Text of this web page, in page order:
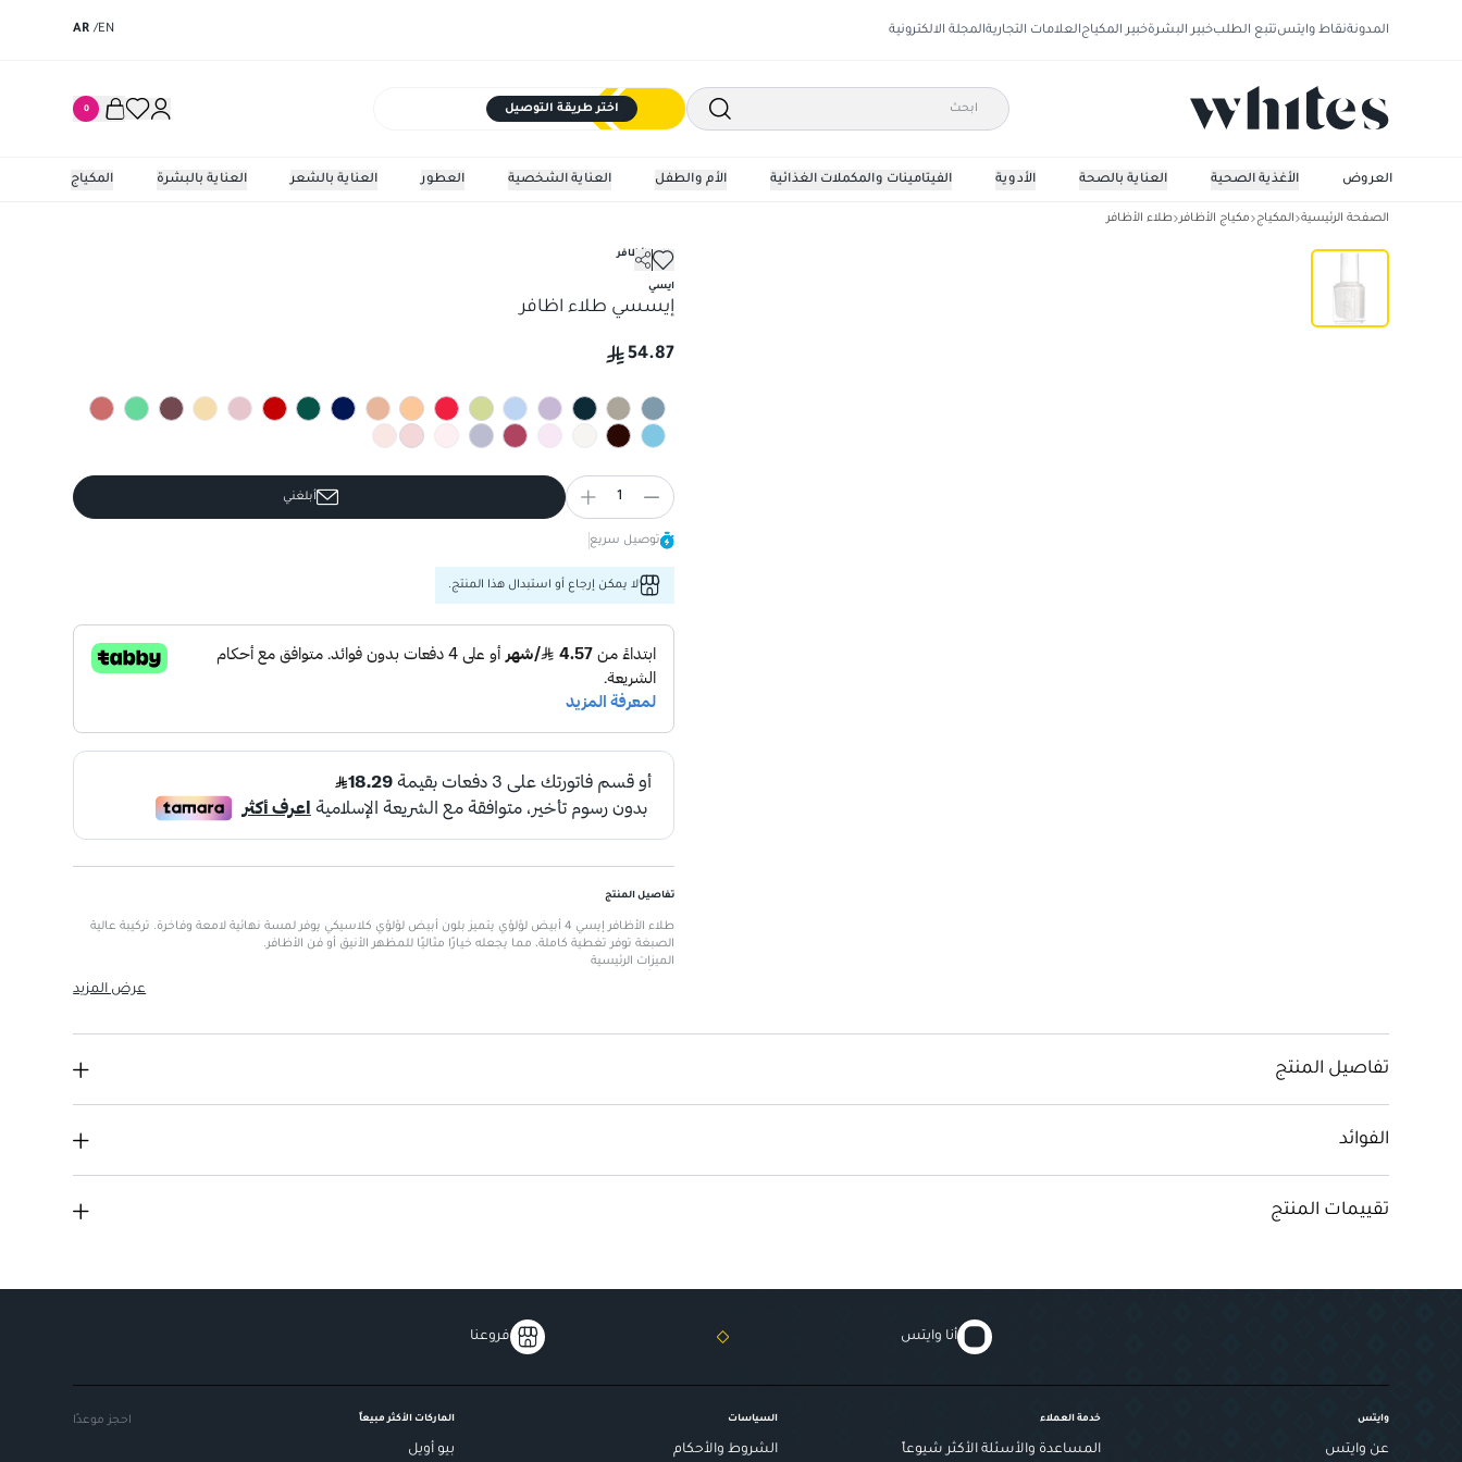
المدونةنقاط وايتستتبع الطلبخبير البشرةخبير المكياجالعلامات التجاريةالمجلة الالكترونية EN
/
AR
اختر طريقة التوصيل 0
المكياج العناية بالبشرة العناية بالشعر العطور العناية الشخصية الأم والطفل الفيتامينات والمكملات الغذائية الأدوية العناية بالصحة الأغذية الصحية العروض
الصفحة الرئيسية المكياج مكياج الأظافر طلاء الأظافر
طلاء الأظافر
ايسي
إيسسي طلاء اظافر
54.87
1 أبلغني
توصيل سريع
لا يمكن إرجاع أو استبدال هذا المنتج.
تفاصيل المنتج
طلاء الأظافر إيسي 4 أبيض لؤلؤي يتميز بلون أبيض لؤلؤي كلاسيكي يوفر لمسة نهائية لامعة وفاخرة. تركيبة عالية
الصبغة توفر تغطية كاملة، مما يجعله خيارًا مثاليًا للمظهر الأنيق أو فن الأظافر.
الميزات الرئيسية
دوام طويل ومقاوم للتقشير: يضمن مظهرًا جميلًا يدوم لفترة طويلة.
عرض المزيد
تفاصيل المنتج
الفوائد
تقييمات المنتج
أنا وايتس فروعنا
وايتس
عن وايتس
خدمة العملاء
المساعدة والأسئلة الأكثر شيوعاً
السياسات
الشروط والأحكام
الماركات الأكثر مبيعاً
بيو أويل
احجز موعدًا